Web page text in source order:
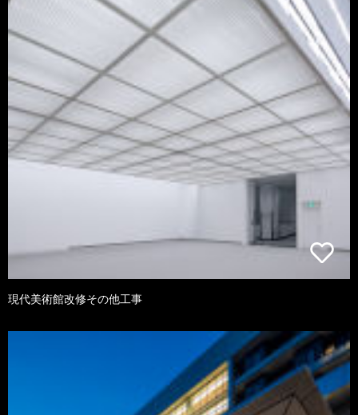
現代美術館改修その他工事